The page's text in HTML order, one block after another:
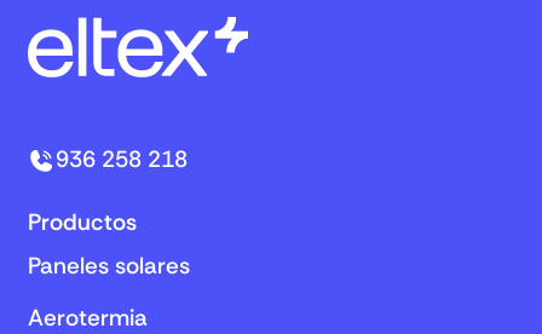
936 258 218
Productos
Paneles solares
Aerotermia